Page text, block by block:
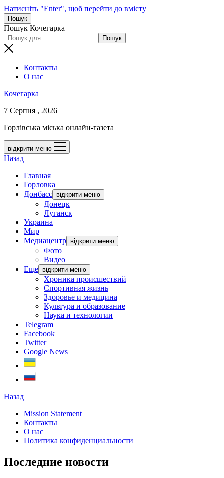
Натисніть "Enter", щоб перейти до вмісту
Пошук
Пошук Кочегарка
Контакты
О нас
Кочегарка
7 Серпня , 2026
Горлівська міська онлайн-газета
відкрити меню
Назад
Главная
Горловка
Донбасс відкрити меню
Донецк
Луганск
Украина
Мир
Медиацентр відкрити меню
Фото
Видео
Еще відкрити меню
Хроника происшествий
Спортивная жизнь
Здоровье и медицина
Культура и образование
Наука и технологии
Telegram
Facebook
Twitter
Google News
Назад
Mission Statement
Контакты
О нас
Политика конфиденциальности
Последние новости